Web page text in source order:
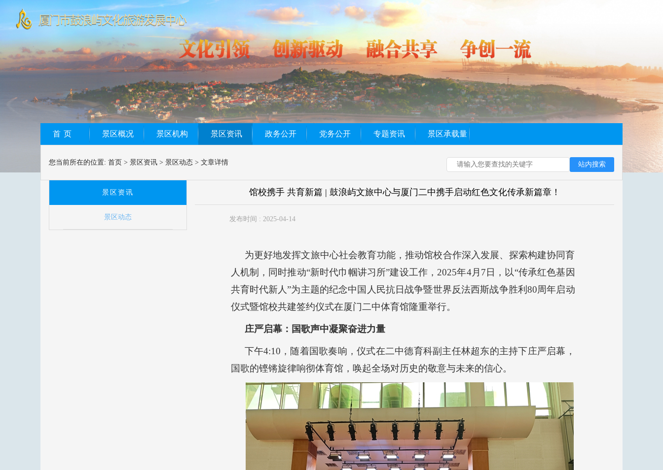
首页 景区概况 景区机构 景区资讯 政务公开 党务公开 专题资讯 景区承载量
您当前所在的位置: 首页 > 景区资讯 > 景区动态 > 文章详情 站内搜索
景区资讯
景区动态
馆校携手 共育新篇 | 鼓浪屿文旅中心与厦门二中携手启动红色文化传承新篇章！
发布时间 : 2025-04-14
为更好地发挥文旅中心社会教育功能，推动馆校合作深入发展、探索构建协同育
人机制，同时推动“新时代巾帼讲习所”建设工作，2025年4月7日，以“传承红色基因
共育时代新人”为主题的纪念中国人民抗日战争暨世界反法西斯战争胜利80周年启动
仪式暨馆校共建签约仪式在厦门二中体育馆隆重举行。
庄严启幕：国歌声中凝聚奋进力量
下午4:10，随着国歌奏响，仪式在二中德育科副主任林超东的主持下庄严启幕，
国歌的铿锵旋律响彻体育馆，唤起全场对历史的敬意与未来的信心。